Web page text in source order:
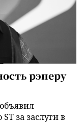
рэперу
за заслуги в